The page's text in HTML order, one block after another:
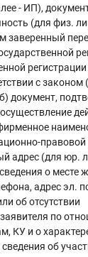
- ИП),
(для физ.
с законом
документ,
адрес (для юр.
о месте
адрес эл.
об отсутствии
по
КУ и о
об